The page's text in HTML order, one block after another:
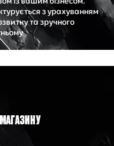
з урахуванням
та зручного